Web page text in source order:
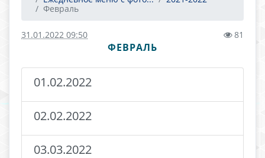
Февраль
31.01.2022 09:50 81
ФЕВРАЛЬ
01.02.2022
02.02.2022
03.03.2022